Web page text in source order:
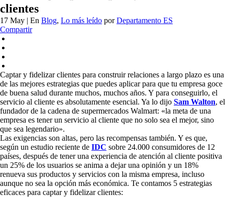
clientes
17 May | En Blog, Lo más leído porDepartamento ES
Compartir
Captar y fidelizar clientes para construir relaciones a largo plazo es una
de las mejores estrategias que puedes aplicar para que tu empresa goce
de buena salud durante muchos, muchos años. Y para conseguirlo, el
servicio al cliente es absolutamente esencial. Ya lo dijo Sam Walton, el
fundador de la cadena de supermercados Walmart: «la meta de una
empresa es tener un servicio al cliente que no solo sea el mejor, sino
que sea legendario».
Las exigencias son altas, pero las recompensas también. Y es que,
según un estudio reciente de IDC sobre 24.000 consumidores de 12
países, después de tener una experiencia de atención al cliente positiva
un 25% de los usuarios se anima a dejar una opinión y un 18%
renueva sus productos y servicios con la misma empresa, incluso
aunque no sea la opción más económica. Te contamos 5 estrategias
eficaces para captar y fidelizar clientes: